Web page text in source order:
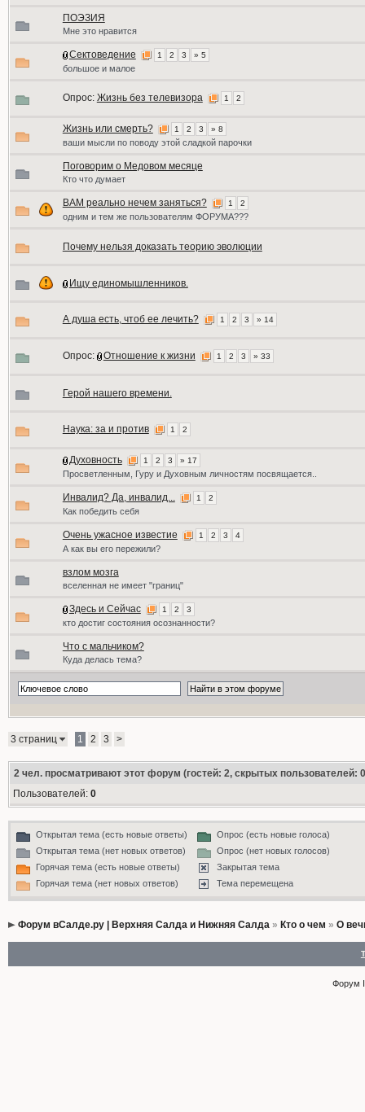
ПОЭЗИЯ
Мне это нравится
Сектоведение 1 2 3 » 5
большое и малое
Опрос: Жизнь без телевизора 1 2
Жизнь или смерть? 1 2 3 » 8
ваши мысли по поводу этой сладкой парочки
Поговорим о Медовом месяце
Кто что думает
ВАМ реально нечем заняться? 1 2
одним и тем же пользователям ФОРУМА???
Почему нельзя доказать теорию эволюции
Ищу единомышленников.
А душа есть, чтоб ее лечить? 1 2 3 » 14
Опрос: Отношение к жизни 1 2 3 » 33
Герой нашего времени.
Наука: за и против 1 2
Духовность 1 2 3 » 17
Просветленным, Гуру и Духовным личностям посвящается..
Инвалид? Да, инвалид... 1 2
Как победить себя
Очень ужасное известие 1 2 3 4
А как вы его пережили?
взлом мозга
вселенная не имеет "границ"
Здесь и Сейчас 1 2 3
кто достиг состояния осознанности?
Что с мальчиком?
Куда делась тема?
3 страниц 1 2 3 >
2чел. просматривают этот форум (гостей: 2, скрытых пользователей:
Пользователей: 0
Открытая тема (есть новые ответы)
Открытая тема (нет новых ответов)
Горячая тема (есть новые ответы)
Горячая тема (нет новых ответов)
Опрос (есть новые голоса)
Опрос (нет новых голосов)
Закрытая тема
Тема перемещена
Форум вСалде.ру | Верхняя Салда и Нижняя Салда» Кто о чем » О
Форум